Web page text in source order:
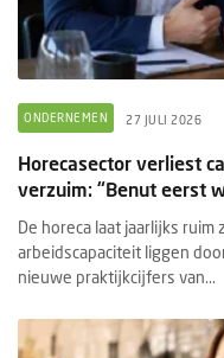
ONDERNEMEN 27 JULI 2026
Horecasector verliest
verzuim: “Benut eerst
De horeca laat jaarlijks
arbeidscapaciteit liggen
nieuwe praktijkcijfers van...